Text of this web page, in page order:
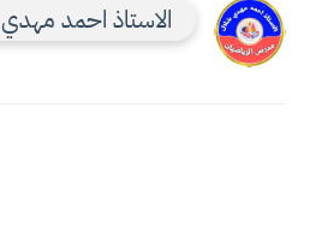
الاستاذ احمد مهدي 1